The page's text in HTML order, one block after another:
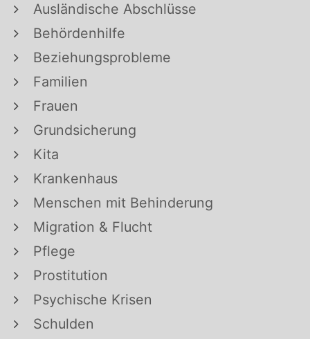
Ausländische Abschlüsse
Behördenhilfe
Beziehungsprobleme
Familien
Frauen
Grundsicherung
Kita
Krankenhaus
Menschen mit Behinderung
Migration & Flucht
Pflege
Prostitution
Psychische Krisen
Schulden